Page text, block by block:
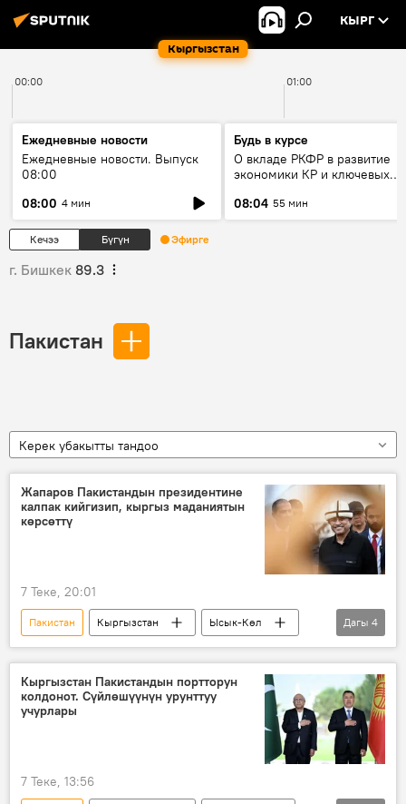
Кыргызстан
КЫРГ
00:00 01:00
Ежедневные новости
Ежедневные новости. Выпуск
08:00
08:00 4 мин
Будь в курсе
О вкладе РКФР в развитие
экономики КР и ключевых
08:04 55 мин
Кечээ Бүгүн Эфирге
г. Бишкек 89.3
Пакистан
Керек убакытты тандоо
Жапаров Пакистандын президентине
калпак кийгизип, кыргыз маданиятын
көрсөттү
7 Теке, 20:01
Пакистан Кыргызстан
Ысык-Көл
Садыр Жапаров
Маданият
калпак
салбуурун
Дагы 4
Кыргызстан Пакистандын портторун
колдонот. Сүйлөшүүнүн урунттуу
учурлары
7 Теке, 13:56